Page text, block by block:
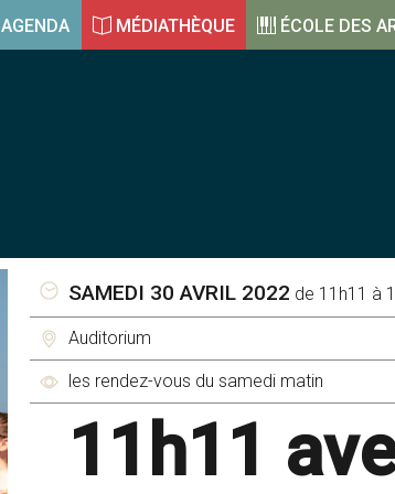
AGENDA MÉDIATHÈQUE ÉCOLE DES
SAMEDI 30 AVRIL 2022 de 11h11 à
Auditorium
les rendez-vous du samedi matin
11h11